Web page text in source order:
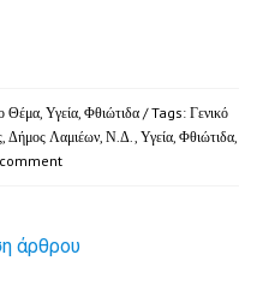
Θέμα, Υγεία, Φθιώτιδα / Tags: Γενικό
, Δήμος Λαμιέων, Ν.Δ., Υγεία, Φθιώτιδα,
άρθρου